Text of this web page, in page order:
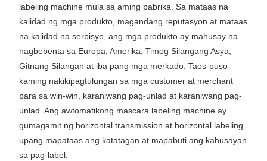
labeling machine mula sa aming pabrika. Sa mataas na
kalidad ng mga produkto, magandang reputasyon at mataas
na kalidad na serbisyo, ang mga produkto ay mahusay na
nagbebenta sa Europa, Amerika, Timog Silangang Asya,
Gitnang Silangan at iba pang mga merkado. Taos-puso
kaming nakikipagtulungan sa mga customer at merchant
para sa win-win, karaniwang pag-unlad at karaniwang pag-
unlad. Ang awtomatikong mascara labeling machine ay
gumagamit ng horizontal transmission at horizontal labeling
upang mapataas ang katatagan at mapabuti ang kahusayan
sa pag-label.